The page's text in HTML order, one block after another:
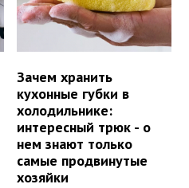
Зачем хранить
кухонные губки в
холодильнике:
интересный трюк - о
нем знают только
самые продвинутые
хозяйки